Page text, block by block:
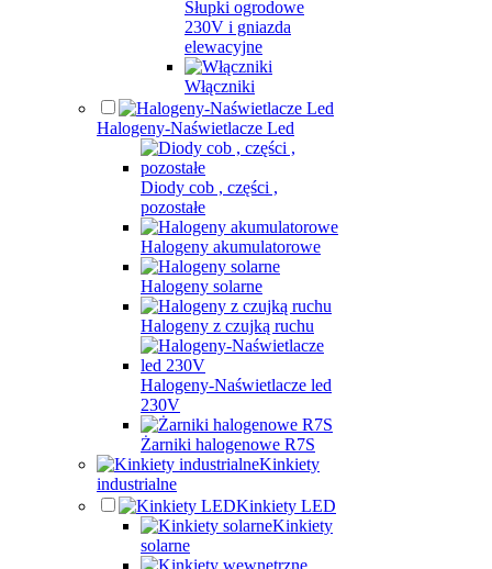
Słupki ogrodowe
230V i gniazda
elewacyjne
Włączniki
Halogeny-Naświetlacze Led
Diody cob , części ,
pozostałe
Halogeny akumulatorowe
Halogeny solarne
Halogeny z czujką ruchu
Halogeny-Naświetlacze led
230V
Żarniki halogenowe R7S
Kinkiety
industrialne
Kinkiety LED
Kinkiety
solarne